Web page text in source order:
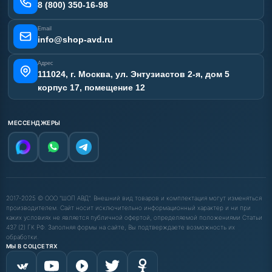
Наши работы
Карта сайта
8 (800) 350-16-98
Email
info@shop-avd.ru
Адрес
111024, г. Москва, ул. Энтузиастов 2-я, дом 5
корпус 17, помещение 12
МЕССЕНДЖЕРЫ
2017-2025 © ООО "ШОП АВД". Внешний вид товаров и комплектация могут изменяться
производителем. Сайт носит исключительно информационный характер и ни при
каких условиях не является публичной офертой, определяемой положениями Статьи
437 (2) ГК РФ. Заполняя формы на сайте, Вы подтверждаете возможность их
обработки.
МЫ В СОЦСЕТЯХ